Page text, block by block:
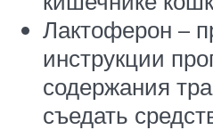
Лактоферон –
инструкции
содержания
съедать